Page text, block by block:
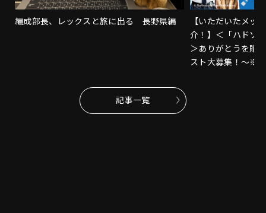
編成部長、レックスと旅に出る 長野県編
【いただいたメッ
介！】＜「ハドソ
＞ありがとうを贈
スト大募集！～※
記事一覧